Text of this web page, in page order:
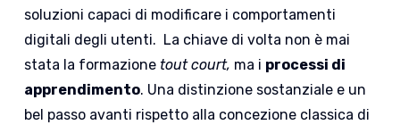
soluzioni capaci di modificare i comportamenti
digitali degli utenti. La chiave di volta non è mai
stata la formazionetout court, ma i processi di
apprendimento. Una distinzione sostanziale e un
bel passo avanti rispetto alla concezione classica di